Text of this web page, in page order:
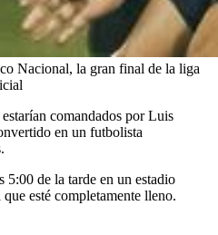
Nacional, la gran final de la liga
comandados por Luis
en un futbolista
5:00 de la tarde en un estadio
esté completamente lleno.